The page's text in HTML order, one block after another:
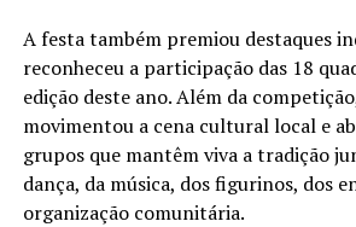
A festa também premiou destaques
reconheceu a participação das 18
edição deste ano. Além da
movimentou a cena cultural local e
grupos que mantêm viva a tradição
dança, da música, dos figurinos, dos
organização comunitária.